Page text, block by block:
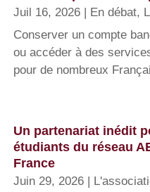
Juil 16, 2026 En débat,
Conserver un compte
ou accéder à des
pour de nombreux
Un partenariat inédit
étudiants du réseau
France
Juin 29, 2026